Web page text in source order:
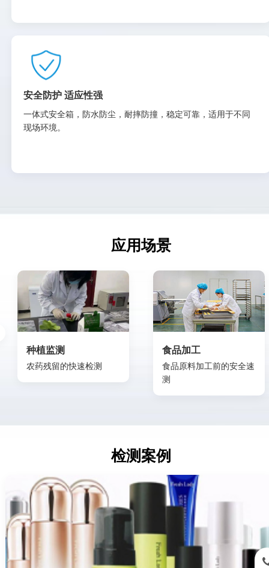
安全防护 适应性强
一体式安全箱，防水防尘，耐摔防撞，稳定可靠，适用于不同
现场环境。
应用场景
种植监测
农药残留的快速检测
食品加工
食品原料加工前的安全速
测
检测案例